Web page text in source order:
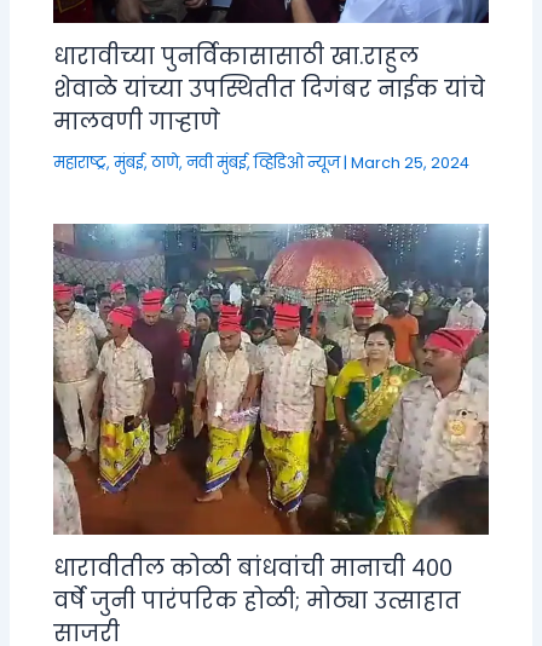
धारावीच्या पुनर्विकासासाठी खा.राहुल
शेवाळे यांच्या उपस्थितीत दिगंबर नाईक यांचे
मालवणी गाऱ्हाणे
महाराष्ट्र,मुंबई, ठाणे, नवी मुंबई,व्हिडिओ न्यूज|March 25, 2024
धारावीतील कोळी बांधवांची मानाची ४००
वर्षे जुनी पारंपरिक होळी; मोठ्या उत्साहात
साजरी